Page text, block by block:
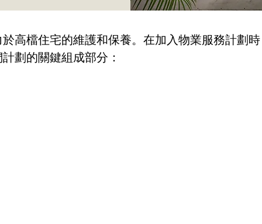
高檔住宅的維護和保養。在加入物業服務計劃
劃的關鍵組成部分：